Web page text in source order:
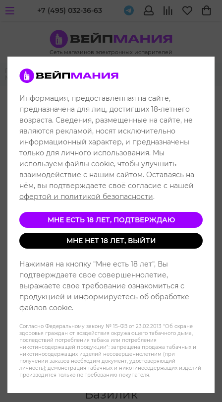
Сеть магазинов электронных испарителей
+7 (495) 032-36-63
Главная
Жидкости для вейпа и электронных испарителей
MAXWELLS
MAXWELLS HYBRID
Жидкость MAXWELLS HYBRID 2%
30 ml Arizona - Клубника Огурец
Базилик
Информация, предоставленная на сайте,
предназначена для лиц, достигших 18-летнего
возраста. Сведения, размещенные на сайте, не
являются рекламой, носят исключительно
информационный характер, и предназначены
только для личного использования. Мы
используем файлы cookie, чтобы улучшить
взаимодействие с нашим сайтом. Оставаясь на
нём, вы подтверждаете своё согласие с нашей
офертой и политикой безопасности.
МНЕ ЕСТЬ 18 ЛЕТ, ПОДТВЕРЖДАЮ
МНЕ НЕТ 18 ЛЕТ, ВЫЙТИ
Нажимая на кнопку "Мне есть 18 лет", Вы
подтверждаете свое совершеннолетие,
выражаете свое требование ознакомиться с
продукцией и информируетесь об обработке
файлов cookie.
Согласно Федеральному закону № 15-ФЗ от 23.02.2013 "Об охране
здоровья граждан от воздействия окружающего табачного дыма,
последствий потребления табака или потребления
никотинсодержащей продукции": запрещена продажа табачных и
никотиносодержащих изделий несовершеннолетним (при
получении заказов необходим документ, удостоверяющий
личность); демонстрация табачных и никотиносодержащих изделий
производится только по требованию покупателя.